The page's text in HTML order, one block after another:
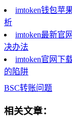
imtoken钱包苹
析
imtoken最新官
决办法
imtoken官网下
的陷阱
BSC转账问题
相关文章：